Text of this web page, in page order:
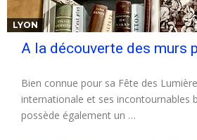
LYON
A la découverte des murs
Bien connue pour sa Fête des
internationale et ses incontournables
possède également un …